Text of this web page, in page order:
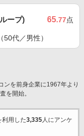
ープ) 65.77点
代／男性）
ンを前身企業に1967年より
を開始。
利用した3,335人にアンケ